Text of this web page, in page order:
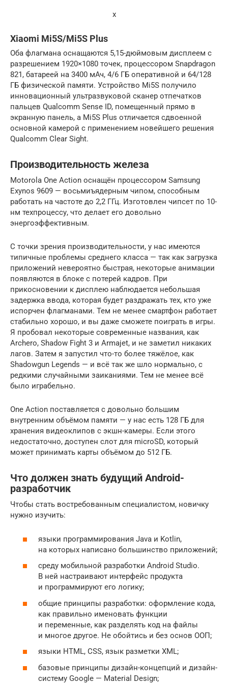
x
Xiaomi Mi5S/Mi5S Plus
Оба флагмана оснащаются 5,15-дюймовым дисплеем с
разрешением 1920×1080 точек, процессором Snapdragon
821, батареей на 3400 мАч, 4/6 ГБ оперативной и 64/128
ГБ физической памяти. Устройство Mi5S получило
инновационный ультразвуковой сканер отпечатков
пальцев Qualcomm Sense ID, помещенный прямо в
экранную панель, а Mi5S Plus отличается сдвоенной
основной камерой с применением новейшего решения
Qualcomm Clear Sight.
Производительность железа
Motorola One Action оснащён процессором Samsung
Exynos 9609 — восьмиъядерным чипом, способным
работать на частоте до 2,2 ГГц. Изготовлен чипсет по 10-
нм техпроцессу, что делает его довольно
энергоэффективным.
С точки зрения производительности, у нас имеются
типичные проблемы среднего класса — так как загрузка
приложений невероятно быстрая, некоторые анимации
появляются в блоке с потерей кадров. При
прикосновении к дисплею наблюдается небольшая
задержка ввода, которая будет раздражать тех, кто уже
испорчен флагманами. Тем не менее смартфон работает
стабильно хорошо, и вы даже сможете поиграть в игры.
Я пробовал некоторые современные названия, как
Archero, Shadow Fight 3 и Armajet, и не заметил никаких
лагов. Затем я запустил что-то более тяжёлое, как
Shadowgun Legends — и всё так же шло нормально, с
редкими случайными заиканиями. Тем не менее всё
было играбельно.
One Action поставляется с довольно большим
внутренним объёмом памяти — у нас есть 128 ГБ для
хранения видеоклипов с экшн-камеры. Если этого
недостаточно, доступен слот для microSD, который
может принимать карты объёмом до 512 ГБ.
Что должен знать будущий Android-
разработчик
Чтобы стать востребованным специалистом, новичку
нужно изучить:
языки программирования Java и Kotlin,
на которых написано большинство приложений;
среду мобильной разработки Android Studio.
В ней настраивают интерфейс продукта
и программируют его логику;
общие принципы разработки: оформление кода,
как правильно именовать функции
и переменные, как разделять код на файлы
и многое другое. Не обойтись и без основ ООП;
языки HTML, CSS, язык разметки XML;
базовые принципы дизайн-концепций и дизайн-
систему Google — Material Design;